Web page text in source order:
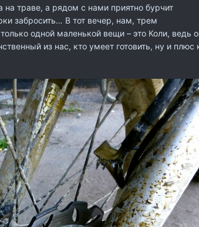
траве, а рядом с нами приятно бурчит
забросить… В тот вечер, нам, трем
одной маленькой вещи – это Коли, ведь
из нас, кто умеет готовить, ну и плюс